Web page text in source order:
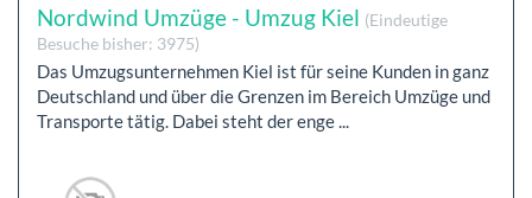
Nordwind Umzüge - Umzug Kiel (Eindeutige
Besuche bisher: 3975)
Das Umzugsunternehmen Kiel ist für seine Kunden in ganz
Deutschland und über die Grenzen im Bereich Umzüge und
Transporte tätig. Dabei steht der enge ...